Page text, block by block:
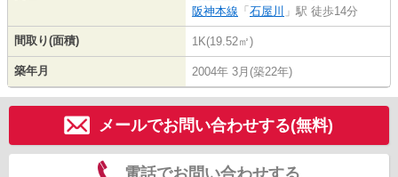
阪神本線 「 石屋川 」駅 徒歩14分
間取り(面積) 1K(19.52㎡)
築年月 2004年 3月(築22年)
メールでお問い合わせする(無料)